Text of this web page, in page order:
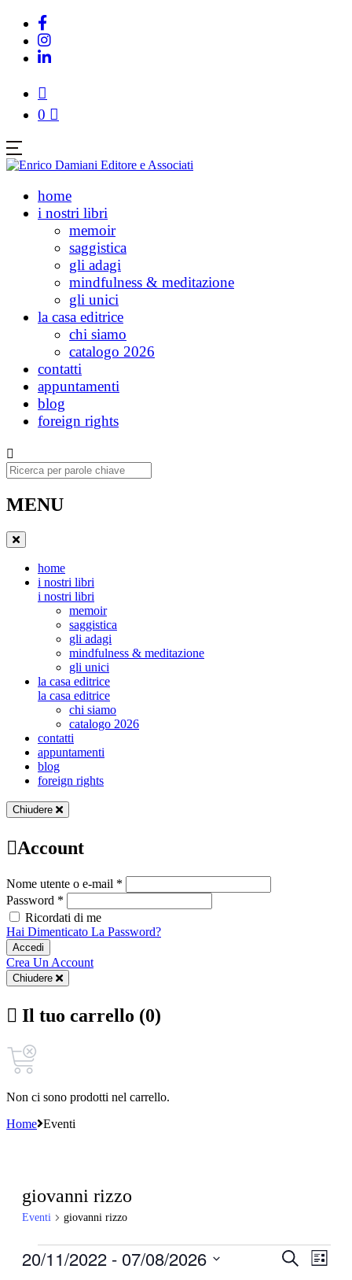
0
home
i nostri libri
memoir
saggistica
gli adagi
mindfulness & meditazione
gli unici
la casa editrice
chi siamo
catalogo 2026
contatti
appuntamenti
blog
foreign rights
Ricerca
MENU
home
i nostri libri
i nostri libri
memoir
saggistica
gli adagi
mindfulness & meditazione
gli unici
la casa editrice
la casa editrice
chi siamo
catalogo 2026
contatti
appuntamenti
blog
foreign rights
Chiudere
Account
Nome utente o e-mail *
Password *
Ricordati di me
Hai Dimenticato La Password?
Accedi
Crea Un Account
Chiudere
Il tuo carrello (0)
Non ci sono prodotti nel carrello.
Home Eventi
giovanni rizzo
Eventi giovanni rizzo
Eventi
Eventi
Cerca
Lista
20/11/2022 - 07/08/2026